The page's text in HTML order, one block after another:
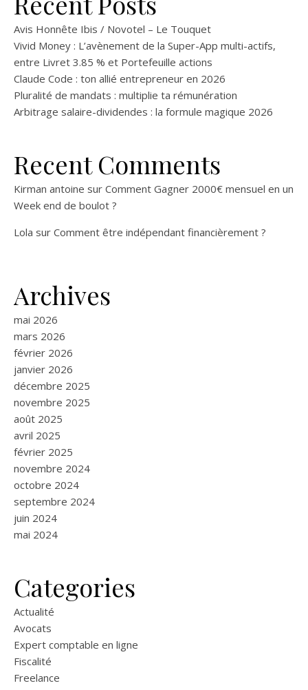
Avis Honnête Ibis / Novotel – Le Touquet
Vivid Money : L’avènement de la Super-App multi-actifs,
entre Livret 3.85 % et Portefeuille actions
Claude Code : ton allié entrepreneur en 2026
Pluralité de mandats : multiplie ta rémunération
Arbitrage salaire-dividendes : la formule magique 2026
Recent Comments
Kirman antoine sur Comment Gagner 2000€ mensuel en un
Week end de boulot ?
Lola sur Comment être indépendant financièrement ?
Archives
mai 2026
mars 2026
février 2026
janvier 2026
décembre 2025
novembre 2025
août 2025
avril 2025
février 2025
novembre 2024
octobre 2024
septembre 2024
juin 2024
mai 2024
Categories
Actualité
Avocats
Expert comptable en ligne
Fiscalité
Freelance